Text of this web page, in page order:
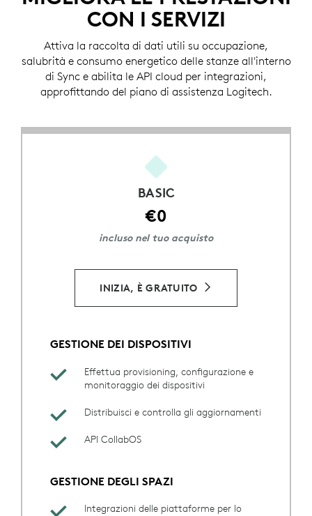
CON I SERVIZI
Attiva la raccolta di dati utili su occupazione,
salubrità e consumo energetico delle stanze all'interno
di Sync e abilita le API cloud per integrazioni,
approfittando del piano di assistenza Logitech.
BASIC
€0
incluso nel tuo acquisto
INIZIA, È GRATUITO
GESTIONE DEI DISPOSITIVI
Effettua provisioning, configurazione e
monitoraggio dei dispositivi
Distribuisci e controlla gli aggiornamenti
API CollabOS
GESTIONE DEGLI SPAZI
Integrazioni delle piattaforme per lo